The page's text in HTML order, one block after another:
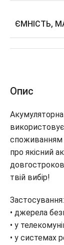
Опис
споживанням
про якісний
твій вибір!
Застосування:
• джерела
• у
• у системах
ЄМНІСТЬ,